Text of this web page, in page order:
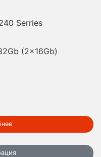
Serries
(2x16Gb)